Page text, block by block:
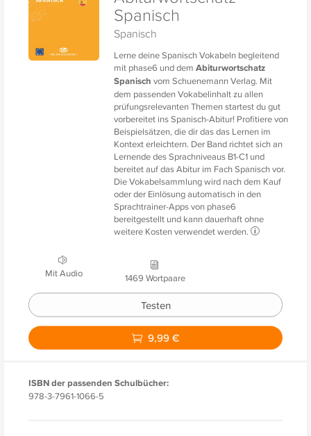
Spanisch
Spanisch
Lerne deine Spanisch Vokabeln begleitend
mit phase6 und demAbiturwortschatz
Spanisch vom Schuenemann Verlag. Mit
dem passenden Vokabelinhalt zu allen
prüfungsrelevanten Themen startest du gut
vorbereitet ins Spanisch-Abitur! Profitiere von
Beispielsätzen, die dir das das Lernen im
Kontext erleichtern. Der Band richtet sich an
Lernende des Sprachniveaus B1-C1 und
bereitet auf das Abitur im Fach Spanisch vor.
Die Vokabelsammlung wird nach dem Kauf
oder der Einlösung automatisch in den
Sprachtrainer-Apps von phase6
bereitgestellt und kann dauerhaft ohne
weitere Kosten verwendet werden.
Mit Audio 1469 Wortpaare
Testen
9,99 €
ISBN der passenden Schulbücher:
978-3-7961-1066-5